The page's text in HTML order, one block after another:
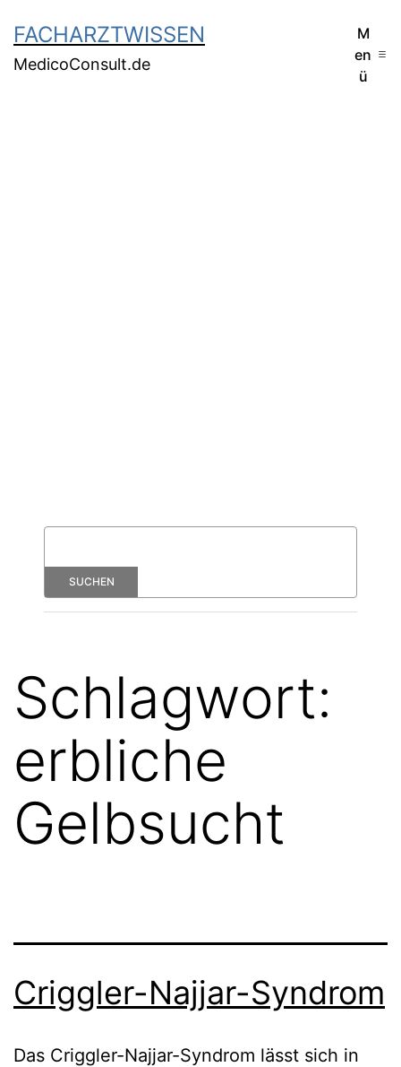
FACHARZTWISSEN
MedicoConsult.de
M
en
ü
Schlagwort:
erbliche
Gelbsucht
Criggler-Najjar-Syndrom
Das Criggler-Najjar-Syndrom lässt sich in